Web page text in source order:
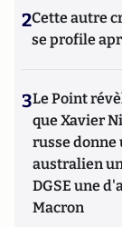
2Cette autre
se profile
3Le Point
que Xavier
russe donne
australien
DGSE une
Macron